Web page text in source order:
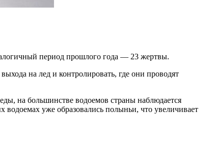
период прошлого года — 23 жертвы.
на лед и контролировать, где они проводят
на большинстве водоемов страны наблюдается
водоемах уже образовались полыньи, что увеличивает